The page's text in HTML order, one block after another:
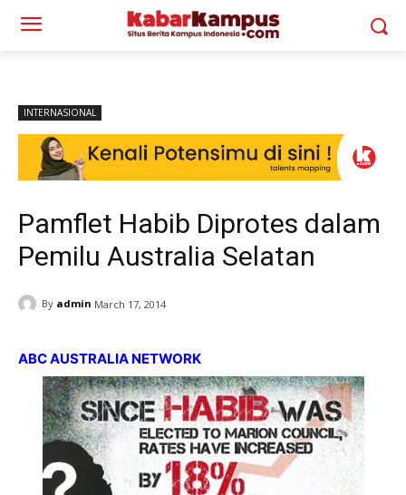
INTERNASIONAL
Pamflet Habib Diprotes dalam
Pemilu Australia Selatan
By admin March 17, 2014
ABC AUSTRALIA NETWORK